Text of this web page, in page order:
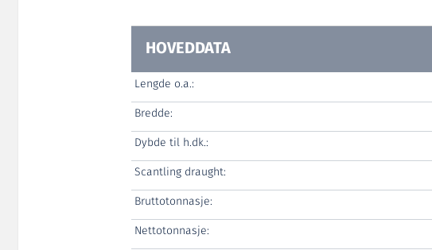
HOVEDDATA
Lengde o.a.:
Bredde:
Dybde til h.dk.:
Scantling draught:
Bruttotonnasje:
Nettotonnasje: